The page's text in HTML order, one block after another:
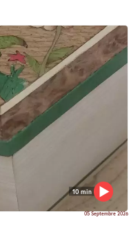
10 min
05 Septembre 2026